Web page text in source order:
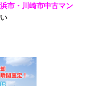
市・川崎市中古マン
い